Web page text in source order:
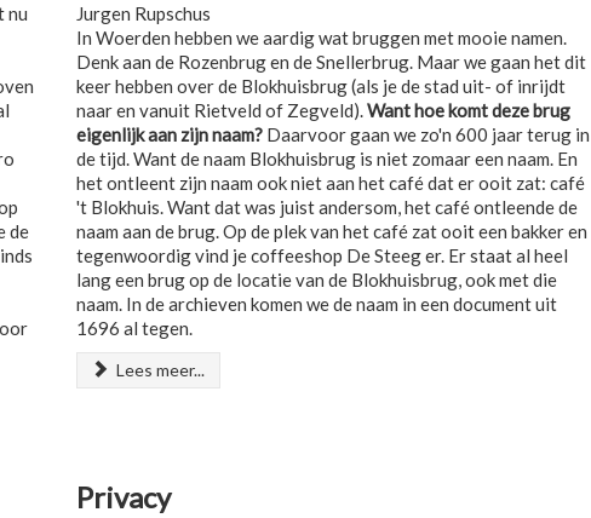
nu
de
Jurgen Rupschus
In Woerden hebben we aardig wat bruggen met mooie namen.
Denk aan de Rozenbrug en de Snellerbrug. Maar we gaan het dit
keer hebben over de Blokhuisbrug (als je de stad uit- of inrijdt
naar en vanuit Rietveld of Zegveld). Want hoe komt deze brug
eigenlijk aan zijn naam?Daarvoor gaan we zo'n 600 jaar terug in
de tijd. Want de naam Blokhuisbrug is niet zomaar een naam. En
het ontleent zijn naam ook niet aan het café dat er ooit zat: café
't Blokhuis. Want dat was juist andersom, het café ontleende de
naam aan de brug. Op de plek van het café zat ooit een bakker en
tegenwoordig vind je coffeeshop De Steeg er. Er staat al heel
lang een brug op de locatie van de Blokhuisbrug, ook met die
naam. In de archieven komen we de naam in een document uit
1696 al tegen.
Lees meer...
Privacy